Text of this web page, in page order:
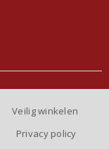
Veilig winkelen
Privacy policy